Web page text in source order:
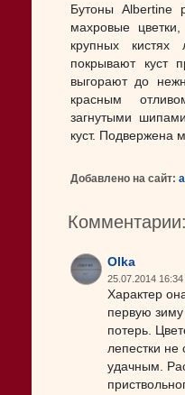
Бутоны Albertine
махровые
крупных
покрывают куст
выгорают до
красным
загнутыми
куст. Подвержена
Добавлено на сайт:
Комментарии:
Olka
25.07.2014 16:34
Характер
первую
потерь.
лепестки не
удачным.